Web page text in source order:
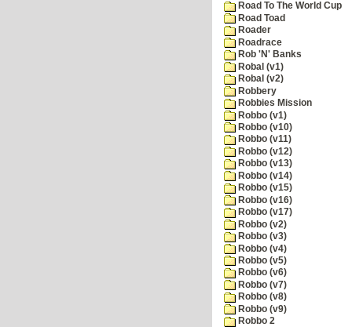
Road To The World Cup
Road Toad
Roader
Roadrace
Rob 'N' Banks
Robal (v1)
Robal (v2)
Robbery
Robbies Mission
Robbo (v1)
Robbo (v10)
Robbo (v11)
Robbo (v12)
Robbo (v13)
Robbo (v14)
Robbo (v15)
Robbo (v16)
Robbo (v17)
Robbo (v2)
Robbo (v3)
Robbo (v4)
Robbo (v5)
Robbo (v6)
Robbo (v7)
Robbo (v8)
Robbo (v9)
Robbo 2